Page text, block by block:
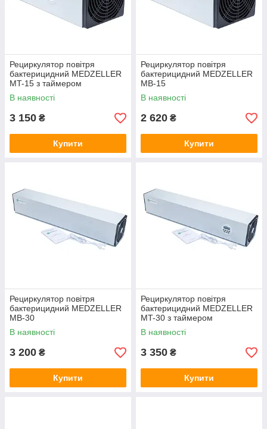
Рециркулятор повітря
бактерицидний MEDZELLER
MT-15 з таймером
В наявності
3 150 ₴
Купити
Рециркулятор повітря
бактерицидний MEDZELLER
MB-15
В наявності
2 620 ₴
Купити
Рециркулятор повітря
бактерицидний MEDZELLER
MB-30
В наявності
3 200 ₴
Купити
Рециркулятор повітря
бактерицидний MEDZELLER
MT-30 з таймером
В наявності
3 350 ₴
Купити